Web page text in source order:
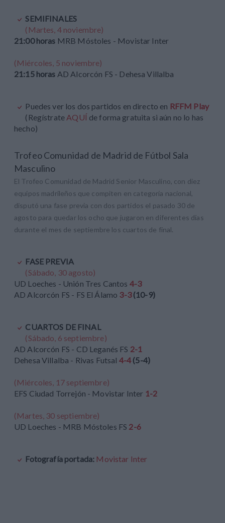
SEMIFINALES
(Martes, 4 noviembre)
21:00 horas MRB Móstoles - Movistar Inter
(Miércoles, 5 noviembre)
21:15 horas AD Alcorcón FS - Dehesa Villalba
Puedes ver los dos partidos en directo en RFFM Play
(Regístrate AQUÍde forma gratuita si aún no lo has
hecho)
Trofeo Comunidad de Madrid de Fútbol Sala
Masculino
El Trofeo Comunidad de Madrid Senior Masculino, con diez
equipos madrileños que compiten en categoría nacional,
disputó una fase previa con dos partidos el pasado 30 de
agosto para quedar los ocho que jugaron en diferentes días
durante el mes de septiembre los cuartos de final.
FASE PREVIA
(Sábado, 30 agosto)
UD Loeches - Unión Tres Cantos 4-3
AD Alcorcón FS - FS El Álamo 3-3(10-9)
CUARTOS DE FINAL
(Sábado, 6 septiembre)
AD Alcorcón FS - CD Leganés FS 2-1
Dehesa Villalba - Rivas Futsal 4-4 (5-4)
(Miércoles, 17 septiembre)
EFS Ciudad Torrejón - Movistar Inter 1-2
(Martes, 30 septiembre)
UD Loeches - MRB Móstoles FS 2-6
Fotografía portada: Movistar Inter